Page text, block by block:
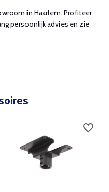
in Haarlem. Profiteer
persoonlijk advies en zie